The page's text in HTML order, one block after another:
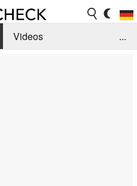
Videos
...